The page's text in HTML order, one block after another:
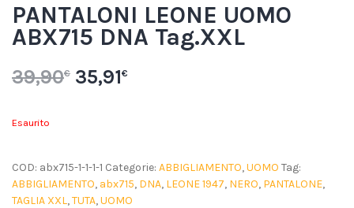
PANTALONI LEONE UOMO
ABX715 DNA Tag.XXL
39,90€ 35,91€
Esaurito
COD: abx715-1-1-1-1 Categorie: ABBIGLIAMENTO,UOMO Tag:
ABBIGLIAMENTO, abx715, DNA, LEONE 1947, NERO, PANTALONE,
TAGLIA XXL,TUTA,UOMO